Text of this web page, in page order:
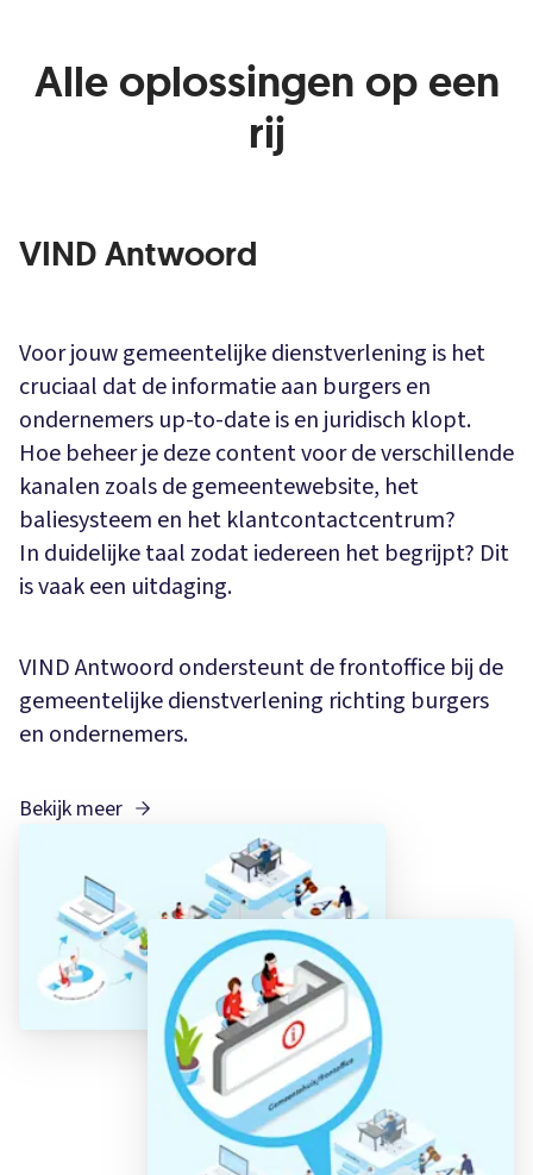
Alle oplossingen op een
rij
VIND Antwoord
Voor jouw gemeentelijke dienstverlening is het
cruciaal dat de informatie aan burgers en
ondernemers up-to-date is en juridisch klopt.
Hoe beheer je deze content voor de verschillende
kanalen zoals de gemeentewebsite, het
baliesysteem en het klantcontactcentrum?
In duidelijke taal zodat iedereen het begrijpt? Dit
is vaak een uitdaging.
VIND Antwoord ondersteunt de frontoffice bij de
gemeentelijke dienstverlening richting burgers
en ondernemers.
Bekijk meer